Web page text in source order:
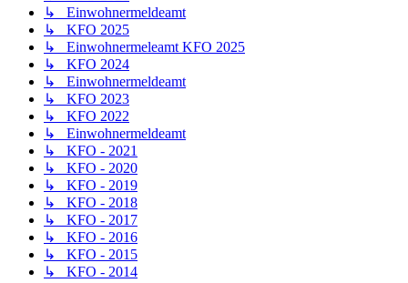
↳ Einwohnermeldeamt
↳ KFO 2025
↳ Einwohnermeleamt KFO 2025
↳ KFO 2024
↳ Einwohnermeldeamt
↳ KFO 2023
↳ KFO 2022
↳ Einwohnermeldeamt
↳ KFO - 2021
↳ KFO - 2020
↳ KFO - 2019
↳ KFO - 2018
↳ KFO - 2017
↳ KFO - 2016
↳ KFO - 2015
↳ KFO - 2014